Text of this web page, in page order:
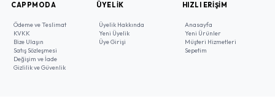
CAPPMODA
Ödeme ve Teslimat
KVKK
Bize Ulaşın
Satış Sözleşmesi
Değişim ve İade
Gizlilik ve Güvenlik
ÜYELIK
Üyelik Hakkında
Yeni Üyelik
Üye Girişi
HIZLI ERIŞIM
Anasayfa
Yeni Ürünler
Müşteri Hizmetleri
Sepetim